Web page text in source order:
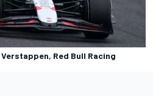
Red Bull Racing